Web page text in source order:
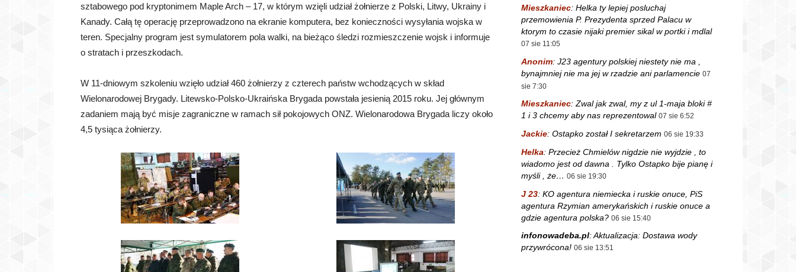
sztabowego pod kryptonimem Maple Arch – 17, w którym wzięli udział żołnierze z Polski, Litwy, Ukrainy i
Kanady. Całą tę operację przeprowadzono na ekranie komputera, bez konieczności wysyłania wojska w
teren. Specjalny program jest symulatorem pola walki, na bieżąco śledzi rozmieszczenie wojsk i informuje
o stratach i przeszkodach.
W 11-dniowym szkoleniu wzięło udział 460 żołnierzy z czterech państw wchodzących w skład
Wielonarodowej Brygady. Litewsko-Polsko-Ukraińska Brygada powstała jesienią 2015 roku. Jej głównym
zadaniem mają być misje zagraniczne w ramach sił pokojowych ONZ. Wielonarodowa Brygada liczy około
4,5 tysiąca żołnierzy.
Mieszkaniec: Helka ty lepiej posluchaj
przemowienia P. Prezydenta sprzed Palacu w
ktorym to czasie nijaki premier sikal w portki i mdlal
07 sie 11:05
Anonim: J23 agentury polskiej niestety nie ma ,
bynajmniej nie ma jej w rzadzie ani parlamencie 07
sie 7:30
Mieszkaniec:Zwal jak zwal, my z ul 1-maja bloki #
1 i 3 chcemy aby nas reprezentowal 07 sie 6:52
Jackie: Ostapko został I sekretarzem 06 sie 19:33
Helka: Przecież Chmielów nigdzie nie wyjdzie , to
wiadomo jest od dawna . Tylko Ostapko bije pianę i
myśli , że… 06 sie 19:30
J 23: KO agentura niemiecka i ruskie onuce, PiS
agentura Rzymian amerykańskich i ruskie onuce a
gdzie agentura polska? 06 sie 15:40
infonowadeba.pl:Aktualizacja: Dostawa wody
przywrócona! 06 sie 13:51